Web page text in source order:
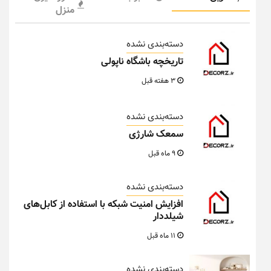
منزل
دسته‌بندی نشده
تاریخچه باشگاه ناپولی
دسته‌بندی نشده
سمعک شارژی
دسته‌بندی نشده
افزایش امنیت شبکه با استفاده از کابل‌های
شیلددار